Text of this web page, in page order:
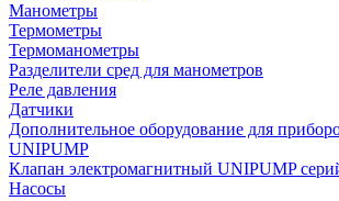
Манометры
Термометры
Термоманометры
Разделители сред для манометров
Реле давления
Датчики
Дополнительное оборудование для
UNIPUMP
Клапан электромагнитный UNIPUMP
Насосы